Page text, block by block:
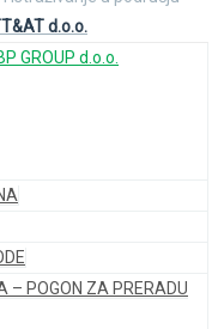
d.o.o.
– POGON ZA PRERADU